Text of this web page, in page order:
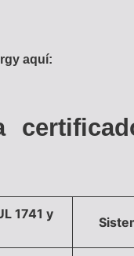
aquí:
1741 y